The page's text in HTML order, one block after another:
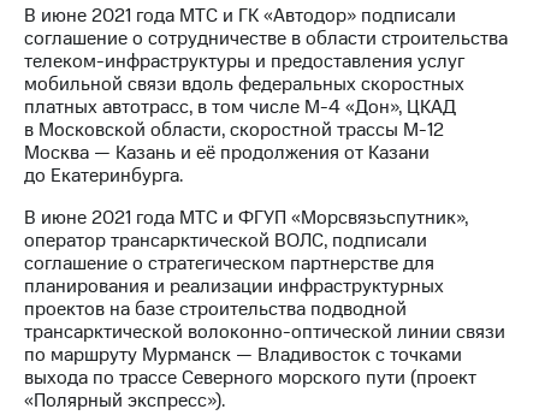
В июне 2021 года МТС и ГК «Автодор» подписали
соглашение о сотрудничестве в области строительства
телеком-инфраструктуры и предоставления услуг
мобильной связи вдоль федеральных скоростных
платных автотрасс, в том числе М-4 «Дон», ЦКАД
в Московской области, скоростной трассы М-12
Москва — Казань и её продолжения от Казани
до Екатеринбурга.
В июне 2021 года МТС и ФГУП «Морсвязьспутник»,
оператор трансарктической ВОЛС, подписали
соглашение о стратегическом партнерстве для
планирования и реализации инфраструктурных
проектов на базе строительства подводной
трансарктической волоконно-оптической линии связи
по маршруту Мурманск — Владивосток с точками
выхода по трассе Северного морского пути (проект
«Полярный экспресс»).